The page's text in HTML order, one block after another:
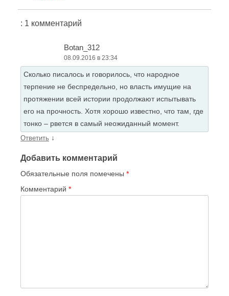
: 1 комментарий
Botan_312
08.09.2016 в 23:34
Сколько писалось и говорилось, что народное
терпение не беспредельно, но власть имущие на
протяжении всей истории продолжают испытывать
его на прочность. Хотя хорошо известно, что там, где
тонко – рвется в самый неожиданный момент.
Ответить ↓
Добавить комментарий
Обязательные поля помечены *
Комментарий *